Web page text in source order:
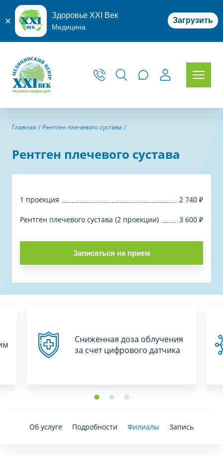
Здоровье XXI Век
Медицина
Загрузить
Главная Рентген плечевого сустава
Рентген плечевого сустава
1 проекция 2 740 ₽
Рентген плечевого сустава (2 проекции) 3 600 ₽
Записаться на прием
Сниженная доза облучения
за счет цифрового датчика
Об услуге Подробности Филиалы Запись